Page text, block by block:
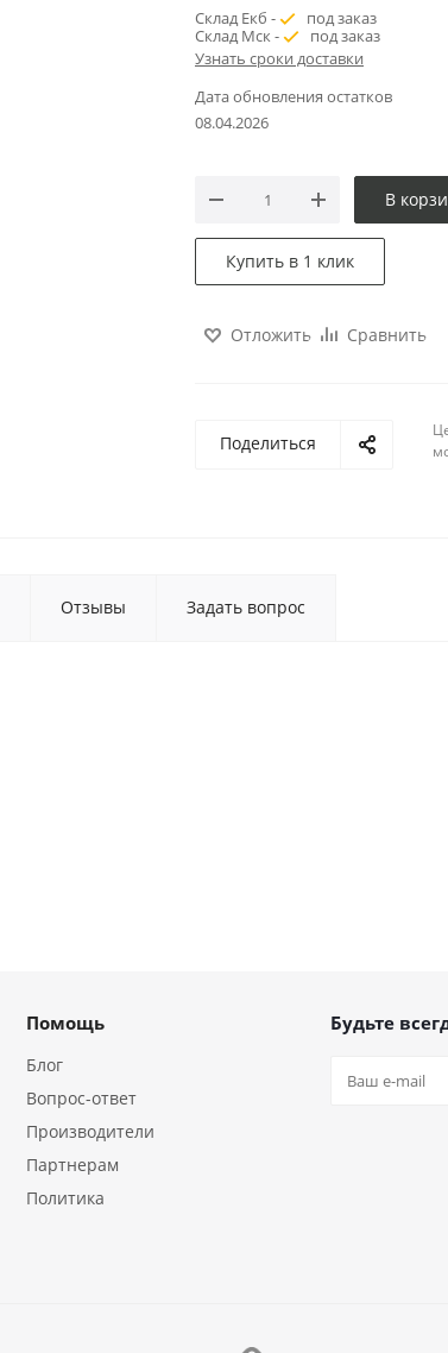
Склад Екб -
под заказ
Склад Мск -
под заказ
Узнать сроки доставки
Дата обновления остатков
08.04.2026
В
Купить в 1 клик
Отложить Сравнить
Поделиться
Отзывы Задать вопрос
Помощь
Блог
Вопрос-ответ
Производители
Партнерам
Политика
Будьте